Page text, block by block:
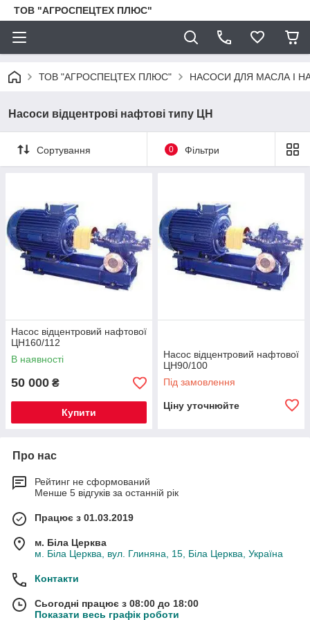
ТОВ "АГРОСПЕЦТЕХ ПЛЮС"
ТОВ "АГРОСПЕЦТЕХ ПЛЮС" НАСОСИ ДЛЯ МАСЛА І
Насоси відцентрові нафтові типу ЦН
Сортування 0 Фільтри
Насос відцентровий нафтової
ЦН160/112
В наявності
50 000 ₴
Купити
Насос відцентровий нафтової
ЦН90/100
Під замовлення
Ціну уточнюйте
Про нас
Рейтинг не сформований
Менше 5 відгуків за останній рік
Працює з 01.03.2019
м. Біла Церква
м. Біла Церква, вул. Глиняна, 15, Біла Церква, Україна
Контакти
Сьогодні працює з 08:00 до 18:00
Показати весь графік роботи